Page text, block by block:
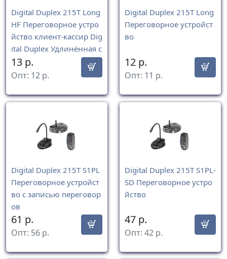
Digital Duplex 215Т Long
HF Переговорное устро
йство клиент-кассир Dig
ital Duplex Удлинённая с
тойка микрофона
13 р.
Опт: 12 р.
Digital Duplex 215Т Long
Переговорное устройст
во
12 р.
Опт: 11 р.
Digital Duplex 215Т S1PL
Переговорное устройст
во с записью переговор
ов
61 р.
Опт: 56 р.
Digital Duplex 215Т S1PL-
SD Переговорное устро
йство
47 р.
Опт: 42 р.